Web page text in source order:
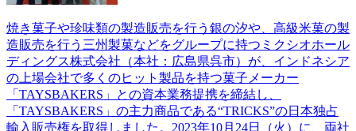
焼き菓子や珍味類の製造販売を行う銀の汐や、高級米菓の製
造販売を行う三州製菓などをグループに持つミクシオホール
ディングス株式会社（本社：広島県呉市）が、インドネシア
の上場会社で多くのヒット製品を持つ菓子メーカー
「TAYSBAKERS」との資本業務提携を締結し、
「TAYSBAKERS」の主力商品である“TRICKS”の日本独占
輸入販売権を取得しました。2023年10月24日（火）に、両社